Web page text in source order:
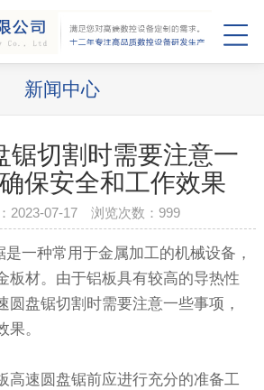
新闻中心
锯切割时需要注意一
保安全和工作效果
2023-07-17 浏览次数： 999
一种常用于金属加工的机械设备，
板材。由于铝板具有较高的导热性
圆盘锯切割时需要注意一些事项，
果。
速圆盘锯前应进行充分的准备工